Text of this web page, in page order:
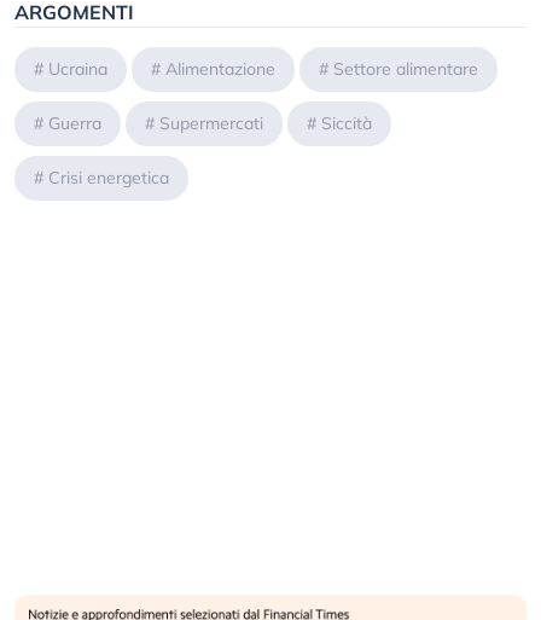
ARGOMENTI
# Ucraina # Alimentazione # Settore alimentare
# Guerra # Supermercati # Siccità
# Crisi energetica